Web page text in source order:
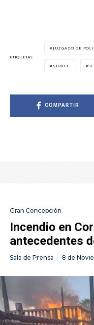
ETIQUETAS
JUZGADO DE
SERVEL
COMPARTIR
Gran Concepción
Incendio en
antecedentes
Sala de Prensa · 8 de